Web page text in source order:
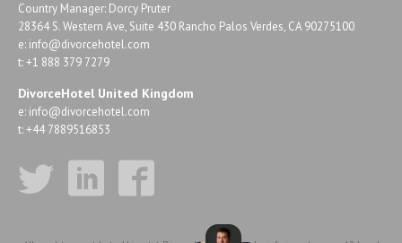
Country Manager: Dorcy Pruter
28364 S. Western Ave, Suite 430 Rancho Palos Verdes, CA 90275100
e: info@divorcehotel.com
t: +1 888 379 7279
DivorceHotel United Kingdom
e: info@divorcehotel.com
t: +44 7889516853